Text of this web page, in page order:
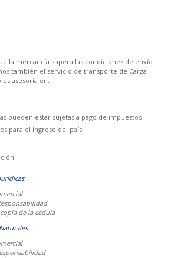
la mercancía supera las condiciones de envío
también el servicio de transporte de Carga
asesoría en:
pueden estar sujetas a pago de impuestos
para el ingreso del país.
de la cédula